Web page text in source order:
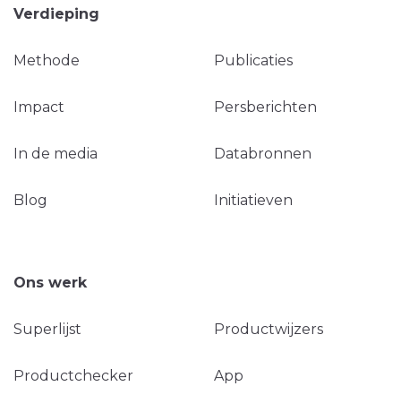
Verdieping
Methode Publicaties
Impact Persberichten
In de media Databronnen
Blog Initiatieven
Ons werk
Superlijst Productwijzers
Productchecker App